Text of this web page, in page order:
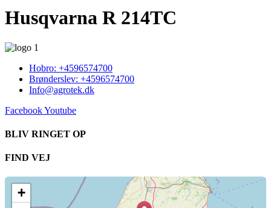
Husqvarna R 214TC
Hobro: +4596574700
Brønderslev: +4596574700
Info@agrotek.dk
FacebookYoutube
BLIV RINGET OP​
FIND VEJ​
+